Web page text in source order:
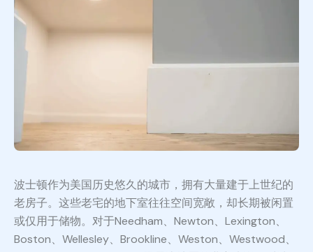
波士顿作为美国历史悠久的城市，拥有大量建于上世纪的
老房子。这些老宅的地下室往往空间宽敞，却长期被闲置
或仅用于储物。对于Needham、Newton、Lexington、
Boston、Wellesley、Brookline、Weston、Westwood、